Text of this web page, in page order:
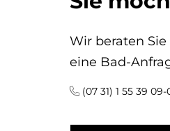
Wir beraten
eine Bad-
(07 31) 1 55 39 09-